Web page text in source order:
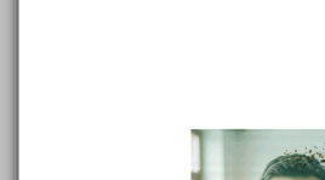
Politologie a mezinár. vztahy